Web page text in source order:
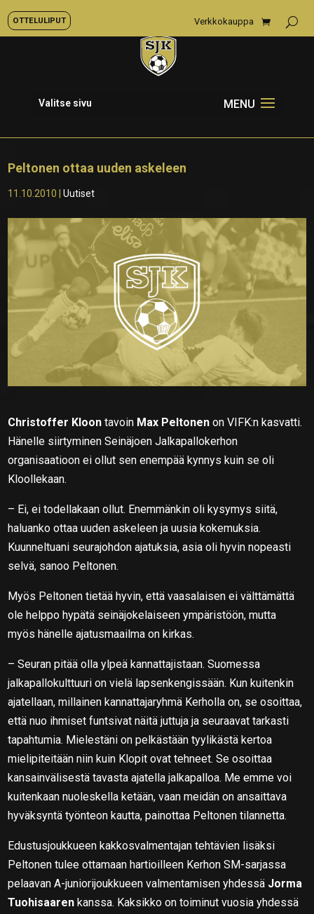
OTTELULIPUT Verkkokauppa
Valitse sivu
Peltonen ottaa uuden askeleen
11.10.2010 |Uutiset
Christoffer Kloon tavoin Max Peltonen on VIFK:n kasvatti.
Hänelle siirtyminen Seinäjoen Jalkapallokerhon
organisaatioon ei ollut sen enempää kynnys kuin se oli
Kloollekaan.
– Ei, ei todellakaan ollut. Enemmänkin oli kysymys siitä,
haluanko ottaa uuden askeleen ja uusia kokemuksia.
Kuunneltuani seurajohdon ajatuksia, asia oli hyvin nopeasti
selvä, sanoo Peltonen.
Myös Peltonen tietää hyvin, että vaasalaisen ei välttämättä
ole helppo hypätä seinäjokelaiseen ympäristöön, mutta
myös hänelle ajatusmaailma on kirkas.
– Seuran pitää olla ylpeä kannattajistaan. Suomessa
jalkapallokulttuuri on vielä lapsenkengissään. Kun kuitenkin
ajatellaan, millainen kannattajaryhmä Kerholla on, se osoittaa,
että nuo ihmiset funtsivat näitä juttuja ja seuraavat tarkasti
tapahtumia. Mielestäni on pelkästään tyylikästä kertoa
mielipiteitään niin kuin Klopit ovat tehneet. Se osoittaa
kansainvälisestä tavasta ajatella jalkapalloa. Me emme voi
kuitenkaan nuoleskella ketään, vaan meidän on ansaittava
hyväksyntä työnteon kautta, painottaa Peltonen tilannetta.
Edustusjoukkueen kakkosvalmentajan tehtävien lisäksi
Peltonen tulee ottamaan hartioilleen Kerhon SM-sarjassa
pelaavan A-juniorijoukkueen valmentamisen yhdessä Jorma
Tuohisaaren kanssa. Kaksikko on toiminut vuosia yhdessä